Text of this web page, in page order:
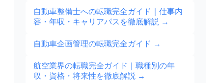
自動車整備士への転職完全ガイド｜仕事内
容・年収・キャリアパスを徹底解説 →
自動車企画管理の転職完全ガイド →
航空業界の転職完全ガイド｜職種別の年
収・資格・将来性を徹底解説 →